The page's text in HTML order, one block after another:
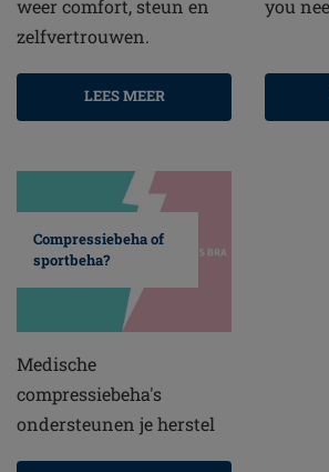
weer comfort, steun en
zelfvertrouwen.
LEES MEER
you
Compressiebeha of
sportbeha?
Medische
compressiebeha's
ondersteunen je herstel